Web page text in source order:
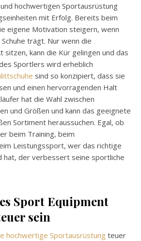
hochwertigen Sportausrüstung
mit Erfolg. Bereits beim
eigene Motivation steigern, wenn
trägt. Nur wenn die
sitzen, kann die Kür gelingen und das
Sportlers wird erheblich
sind so konzipiert, dass sie
und einen hervorragenden Halt
hat die Wahl zwischen
und Größen und kann das geeignete
Sortiment heraussuchen. Egal, ob
beim Training, beim
Leistungssport, wer das richtige
hat, der verbessert seine sportliche
Sport Equipment
sein
hochwertige Sportausrüstung teuer